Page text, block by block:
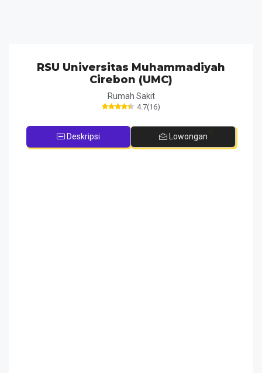
RSU Universitas Muhammadiyah
Cirebon (UMC)
Rumah Sakit
4.7(16)
Deskripsi Lowongan